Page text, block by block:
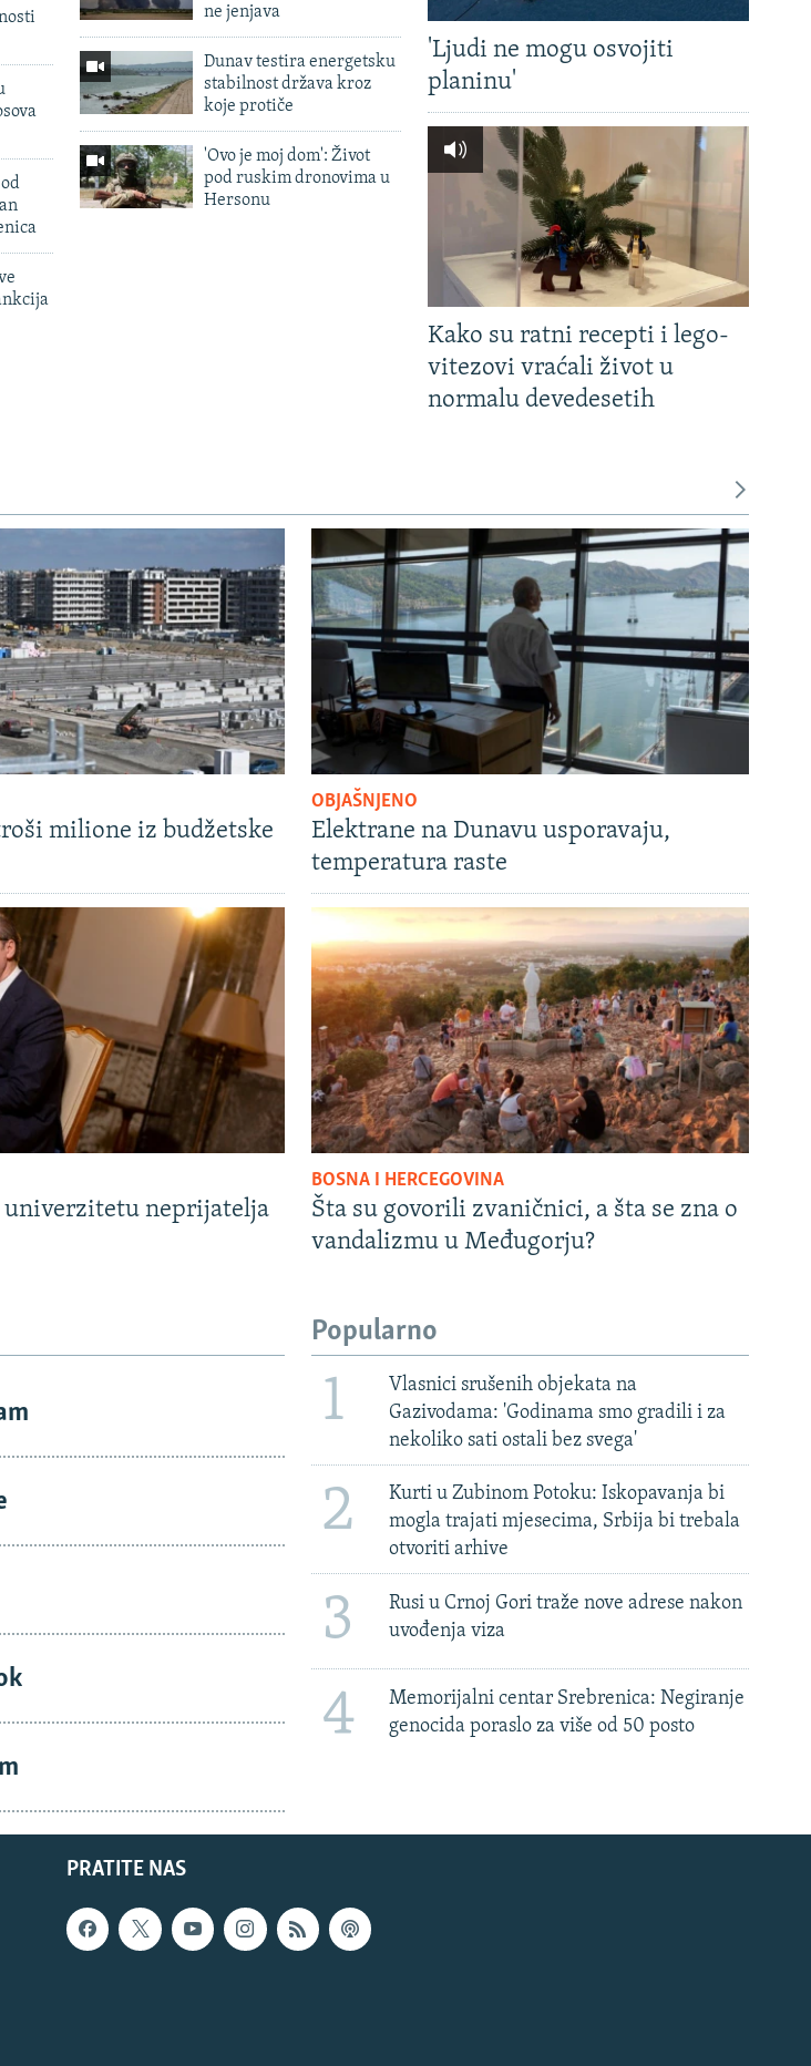
ne jenjava
Dunav testira energetsku
stabilnost država kroz
koje protiče
'Ovo je moj dom': Život
pod ruskim dronovima u
Hersonu
'Ljudi ne mogu osvojiti
planinu'
Kako su ratni recepti i lego-
vitezovi vraćali život u
normalu devedesetih
milione iz budžetske
OBJAŠNJENO
Elektrane na Dunavu usporavaju,
temperatura raste
neprijatelja
BOSNA I HERCEGOVINA
Šta su govorili zvaničnici, a šta se zna o
vandalizmu u Međugorju?
Popularno
1
Vlasnici srušenih objekata na
Gazivodama: 'Godinama smo gradili i za
nekoliko sati ostali bez svega'
2
Kurti u Zubinom Potoku: Iskopavanja bi
mogla trajati mjesecima, Srbija bi trebala
otvoriti arhive
3
Rusi u Crnoj Gori traže nove adrese nakon
uvođenja viza
4
Memorijalni centar Srebrenica: Negiranje
genocida poraslo za više od 50 posto
PRATITE NAS